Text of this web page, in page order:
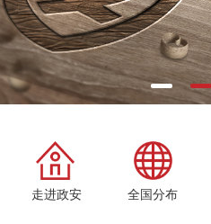
走进政安 全国分布